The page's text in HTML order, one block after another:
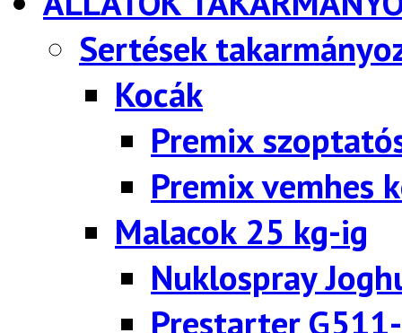
Sertések
Kocák
Premix
Premix vemhes
Malacok 25 kg-ig
Nuklospray
Prestarter